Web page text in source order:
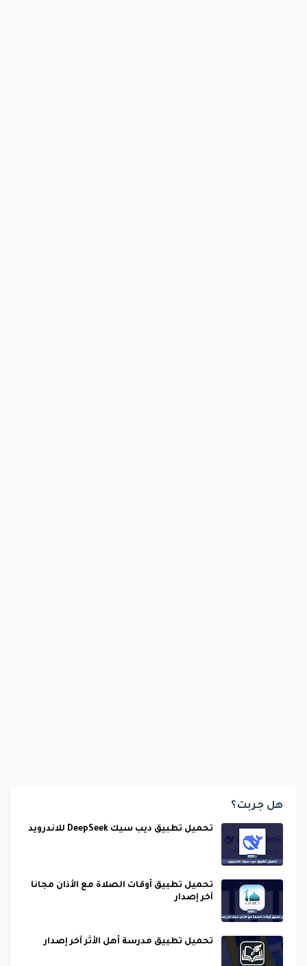
هل جربت؟
تحميل تطبيق ديب سيك DeepSeek للاندرويد
تحميل تطبيق أوقات الصلاة مع الأذان مجانا
آخر إصدار
تحميل تطبيق مدرسة أهل الأثر آخر إصدار